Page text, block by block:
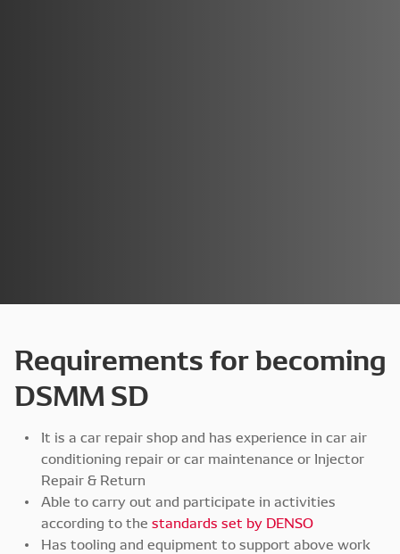
Requirements for becoming
DSMM SD
It is a car repair shop and has experience in car air
conditioning repair or car maintenance or Injector
Repair & Return
Able to carry out and participate in activities
according to the standards set by DENSO
Has tooling and equipment to support above work